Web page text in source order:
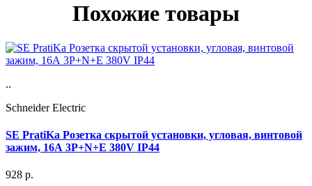
Похожие товары
..
Schneider Electric
SE PratiKa Розетка скрытой установки, угловая, винтовой
зажим, 16А 3P+N+E 380V IP44
928 р.